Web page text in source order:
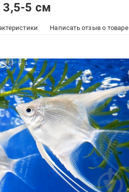
5 см
Написать отзыв о товаре